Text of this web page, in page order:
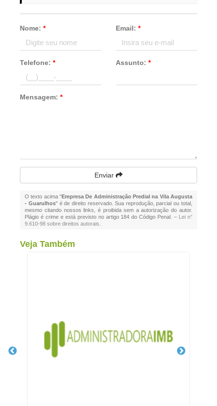
Nome:* Email: *
Telefone:* Assunto: *
Mensagem:*
Enviar
O texto acima "Empresa De Administração Predial na Vila Augusta
- Guarulhos" é de direito reservado. Sua reprodução, parcial ou total,
mesmo citando nossos links, é proibida sem a autorização do autor.
Plágio é crime e está previsto no artigo 184 do Código Penal. – Lei n°
9.610-98 sobre direitos autorais
Veja Também